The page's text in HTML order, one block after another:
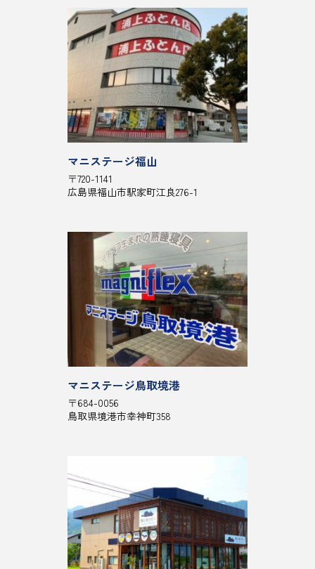
マニステージ福山
〒720-1141
広島県福山市駅家町江良276-1
マニステージ鳥取境港
〒684-0056
鳥取県境港市幸神町358